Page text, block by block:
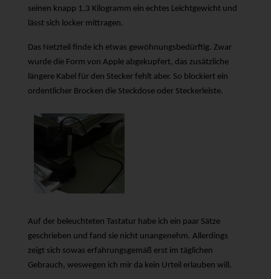
seinen knapp 1,3 Kilogramm ein echtes Leichtgewicht und
lässt sich locker mittragen.
Das Netzteil finde ich etwas gewöhnungsbedürftig. Zwar
wurde die Form von Apple abgekupfert, das zusätzliche
längere Kabel für den Stecker fehlt aber. So blockiert ein
ordentlicher Brocken die Steckdose oder Steckerleiste.
Auf der beleuchteten Tastatur habe ich ein paar Sätze
geschrieben und fand sie nicht unangenehm. Allerdings
zeigt sich sowas erfahrungsgemäß erst im täglichen
Gebrauch, weswegen ich mir da kein Urteil erlauben will.